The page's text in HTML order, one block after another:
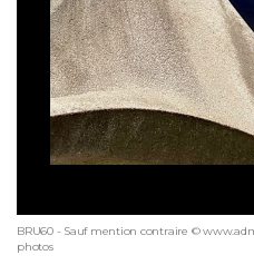
BRU60 - Sauf mention contraire ©
photos